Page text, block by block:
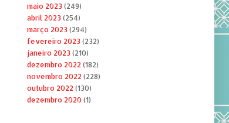
maio 2023(249)
abril 2023(254)
março 2023(294)
fevereiro 2023(232)
janeiro 2023(210)
dezembro 2022(182)
novembro 2022(228)
outubro 2022(130)
dezembro 2020(1)